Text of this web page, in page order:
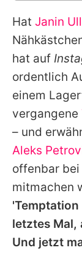
Hat Janin
hat auf
ordentlich
einem
vergangene
– und
Aleks
offenbar bei
mitmachen
'Temptation
letztes Mal,
Und jetzt